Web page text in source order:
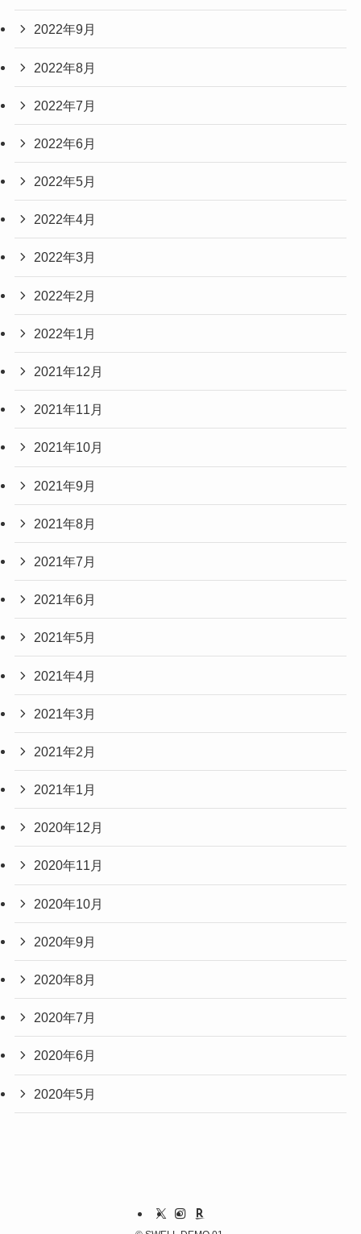
2022年9月
2022年8月
2022年7月
2022年6月
2022年5月
2022年4月
2022年3月
2022年2月
2022年1月
2021年12月
2021年11月
2021年10月
2021年9月
2021年8月
2021年7月
2021年6月
2021年5月
2021年4月
2021年3月
2021年2月
2021年1月
2020年12月
2020年11月
2020年10月
2020年9月
2020年8月
2020年7月
2020年6月
2020年5月